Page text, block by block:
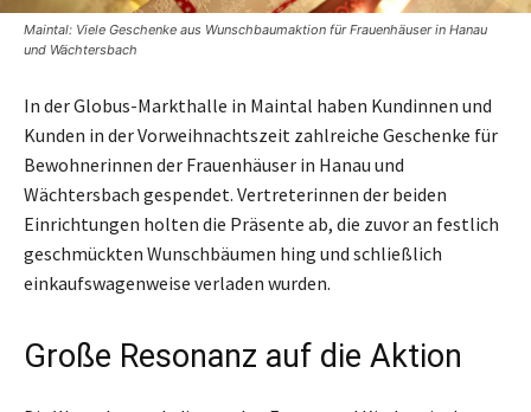
Maintal: Viele Geschenke aus Wunschbaumaktion für Frauenhäuser in Hanau
und Wächtersbach
In der Globus-Markthalle in Maintal haben Kundinnen und
Kunden in der Vorweihnachtszeit zahlreiche Geschenke für
Bewohnerinnen der Frauenhäuser in Hanau und
Wächtersbach gespendet. Vertreterinnen der beiden
Einrichtungen holten die Präsente ab, die zuvor an festlich
geschmückten Wunschbäumen hing und schließlich
einkaufswagenweise verladen wurden.
Große Resonanz auf die Aktion